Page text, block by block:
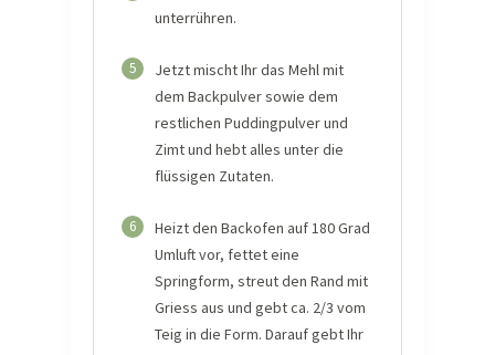
unterrühren.
5
Jetzt mischt Ihr das Mehl mit
dem Backpulver sowie dem
restlichen Puddingpulver und
Zimt und hebt alles unter die
flüssigen Zutaten.
6
Heizt den Backofen auf 180 Grad
Umluft vor, fettet eine
Springform, streut den Rand mit
Griess aus und gebt ca. 2/3 vom
Teig in die Form. Darauf gebt Ihr